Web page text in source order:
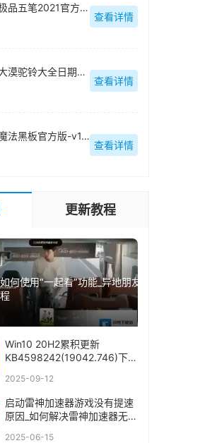
极品五笔2021官方正式版-v8.7
查看详情
大漠驼铃大全日期计算器官方版-v1.0
查看详情
魔法黑板官方版-v1.0.3
查看详情
更新教程
何使用“一起看”功能_异地朋友
Win10 20H2累积更新
KB4598242(19042.746)下载
2025-09-12
启动雷神加速器游戏没有提速
原因_如何解决雷神加速器无法
2025-06-15